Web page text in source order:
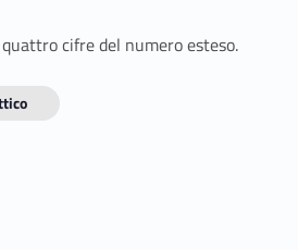
cifre del numero esteso.